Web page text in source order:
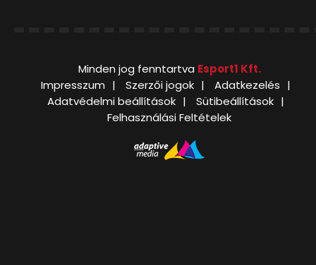
Minden jog fenntartva Esport1 Kft.
Impresszum
Szerzői jogok
Adatkezelés
Adatvédelmi beállítások
Sütibeállítások
Felhasználási Feltételek